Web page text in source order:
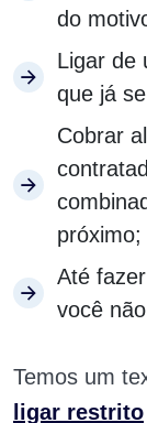
do
Ligar de
que já
Cobrar
próximo;
Até
você
Temos um
ligar restrito